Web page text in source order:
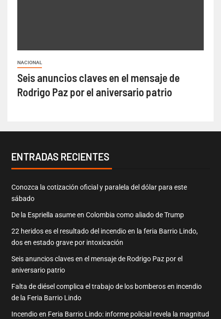
NACIONAL
Seis anuncios claves en el mensaje de
Rodrigo Paz por el aniversario patrio
ENTRADAS RECIENTES
Conozca la cotización oficial y paralela del dólar para este
sábado
De la Espriella asume en Colombia como aliado de Trump
22 heridos es el resultado del incendio en la feria Barrio Lindo,
dos en estado grave por intoxicación
Seis anuncios claves en el mensaje de Rodrigo Paz por el
aniversario patrio
Falta de diésel complica el trabajo de los bomberos en incendio
de la Feria Barrio Lindo
Incendio en Feria Barrio Lindo: informe policial revela la magnitud